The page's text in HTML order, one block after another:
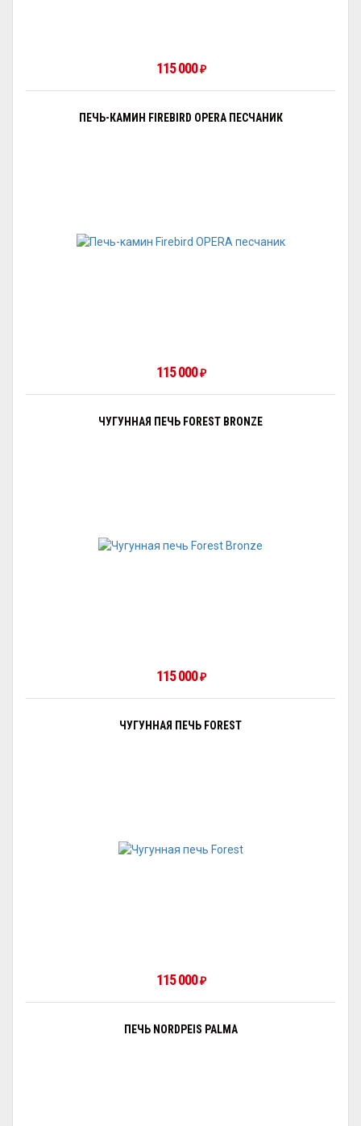
115 000₽
ПЕЧЬ-КАМИН FIREBIRD OPERA ПЕСЧАНИК
115 000₽
ЧУГУННАЯ ПЕЧЬ FOREST BRONZE
115 000₽
ЧУГУННАЯ ПЕЧЬ FOREST
115 000₽
ПЕЧЬ NORDPEIS PALMA